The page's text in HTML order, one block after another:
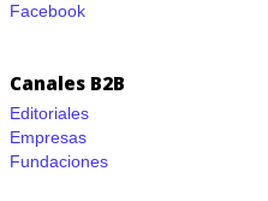
Facebook
Canales B2B
Editoriales
Empresas
Fundaciones